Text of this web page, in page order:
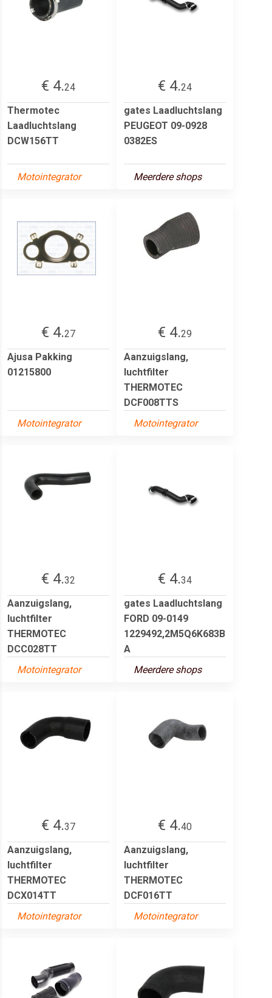
€ 4.24
Thermotec
Laadluchtslang
DCW156TT
Motointegrator
€ 4.24
gates Laadluchtslang
PEUGEOT 09-0928
0382ES
Meerdere shops
€ 4.27
Ajusa Pakking
01215800
Motointegrator
€ 4.29
Aanzuigslang,
luchtfilter
THERMOTEC
DCF008TTS
Motointegrator
€ 4.32
Aanzuigslang,
luchtfilter
THERMOTEC
DCC028TT
Motointegrator
€ 4.34
gates Laadluchtslang
FORD 09-0149
1229492,2M5Q6K683B
A
Meerdere shops
€ 4.37
Aanzuigslang,
luchtfilter
THERMOTEC
DCX014TT
Motointegrator
€ 4.40
Aanzuigslang,
luchtfilter
THERMOTEC
DCF016TT
Motointegrator